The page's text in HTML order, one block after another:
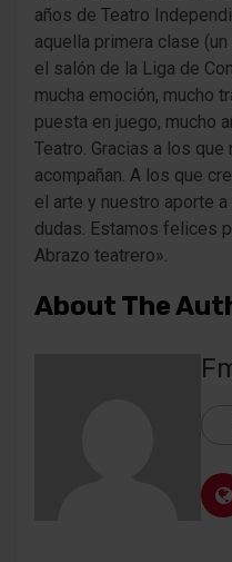
años de Teatro
aquella primera clase
el salón de la Liga de
mucha emoción, mucho
puesta en juego, mucho
Teatro. Gracias a los
acompañan. A los que
el arte y nuestro aporte
dudas. Estamos felices
Abrazo teatrero».
About The